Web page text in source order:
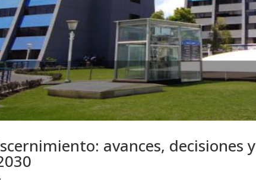
avances, decisiones y